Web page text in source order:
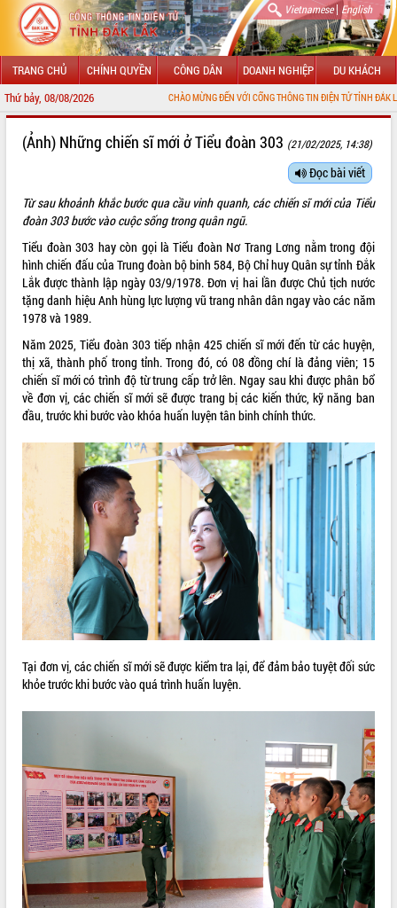
Vietnamese| English
TRANG CHỦ CHÍNH QUYỀN CÔNG DÂN DOANH NGHIỆP DU KHÁCH
Thứ bảy, 08/08/2026 CHÀO MỪNG ĐẾN VỚI CỔNG THÔNG TIN ĐIỆN TỬ TỈNH ĐẮK LẮK
GIỚI THIỆU
TIN TỨC SỰ KIỆN
SỞ, BAN, NGÀNH
UBND CÁC XÃ, PHƯỜNG
THÔNG TIN CHỈ ĐẠO ĐIỀU HÀNH
HỆ THỐNG VĂN BẢN
VĂN BẢN HĐND TỈNH
ĐIỂM TIN VĂN BẢN
QUY HOẠCH - KẾ HOẠCH
VIDEO
Không có file video nào để phát.
ALBUM ẢNH
(Ảnh) Những chiến sĩ mới ở Tiểu đoàn 303 (21/02/2025, 14:38)
Đọc bài viết
Từ sau khoảnh khắc bước qua cầu vinh quanh, các chiến sĩ mới của Tiểu
đoàn 303 bước vào cuộc sống trong quân ngũ.
Tiểu đoàn 303 hay còn gọi là Tiểu đoàn Nơ Trang Lơng nằm trong đội
hình chiến đấu của Trung đoàn bộ binh 584, Bộ Chỉ huy Quân sự tỉnh Đắk
Lắk được thành lập ngày 03/9/1978. Đơn vị hai lần được Chủ tịch nước
tặng danh hiệu Anh hùng lực lượng vũ trang nhân dân ngay vào các năm
1978 và 1989.
Năm 2025, Tiểu đoàn 303 tiếp nhận 425 chiến sĩ mới đến từ các huyện,
thị xã, thành phố trong tỉnh. Trong đó, có 08 đồng chí là đảng viên; 15
chiến sĩ mới có trình độ từ trung cấp trở lên. Ngay sau khi được phân bổ
về đơn vị, các chiến sĩ mới sẽ được trang bị các kiến thức, kỹ năng ban
đầu, trước khi bước vào khóa huấn luyện tân binh chính thức.
Tại đơn vị, các chiến sĩ mới sẽ được kiểm tra lại, để đảm bảo tuyệt đối sức
khỏe trước khi bước vào quá trình huấn luyện.